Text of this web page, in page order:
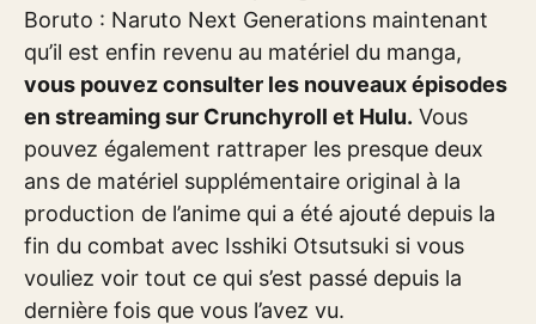
Boruto : Naruto Next Generations maintenant
qu’il est enfin revenu au matériel du manga,
vous pouvez consulter les nouveaux épisodes
en streaming sur Crunchyroll et Hulu. Vous
pouvez également rattraper les presque deux
ans de matériel supplémentaire original à la
production de l’anime qui a été ajouté depuis la
fin du combat avec Isshiki Otsutsuki si vous
vouliez voir tout ce qui s’est passé depuis la
dernière fois que vous l’avez vu.